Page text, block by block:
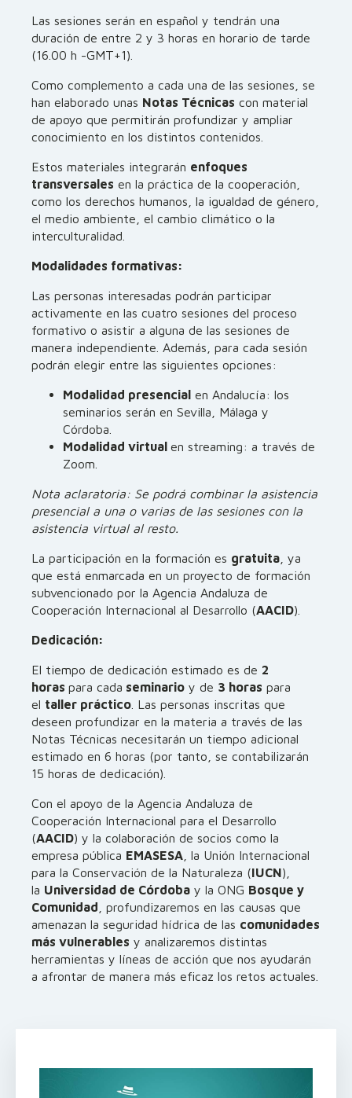
Las sesiones serán en español y tendrán una
duración de entre 2 y 3 horas en horario de tarde
(16.00 h -GMT+1).
Como complemento a cada una de las sesiones, se
han elaborado unas Notas Técnicas con material
de apoyo que permitirán profundizar y ampliar
conocimiento en los distintos contenidos.
Estos materiales integrarán enfoques
transversales en la práctica de la cooperación,
como los derechos humanos, la igualdad de género,
el medio ambiente, el cambio climático o la
interculturalidad.
Modalidades formativas:
Las personas interesadas podrán participar
activamente en las cuatro sesiones del proceso
formativo o asistir a alguna de las sesiones de
manera independiente. Además, para cada sesión
podrán elegir entre las siguientes opciones:
Modalidad presencial en Andalucía: los
seminarios serán en Sevilla, Málaga y
Córdoba.
Modalidad virtual en streaming: a través de
Zoom.
Nota aclaratoria: Se podrá combinar la asistencia
presencial a una o varias de las sesiones con la
asistencia virtual al resto.
La participación en la formación es gratuita , ya
que está enmarcada en un proyecto de formación
subvencionado por la Agencia Andaluza de
Cooperación Internacional al Desarrollo (AACID).
Dedicación:
El tiempo de dedicación estimado es de 2
horas para cada seminario y de 3 horas para
el taller práctico . Las personas inscritas que
deseen profundizar en la materia a través de las
Notas Técnicas necesitarán un tiempo adicional
estimado en 6 horas (por tanto, se contabilizarán
15 horas de dedicación).
Con el apoyo de la Agencia Andaluza de
Cooperación Internacional para el Desarrollo
(AACID) y la colaboración de socios como la
empresa pública EMASESA , la Unión Internacional
para la Conservación de la Naturaleza (IUCN),
la Universidad de Córdoba y la ONG Bosque y
Comunidad , profundizaremos en las causas que
amenazan la seguridad hídrica de las comunidades
más vulnerables y analizaremos distintas
herramientas y líneas de acción que nos ayudarán
a afrontar de manera más eficaz los retos actuales.